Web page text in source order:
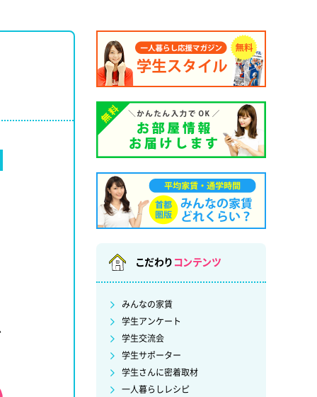
こだわり コンテンツ
みんなの家賃
学生アンケート
学生交流会
学生サポーター
学生さんに密着取材
一人暮らしレシピ